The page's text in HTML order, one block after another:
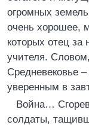
огромных
очень хорошее,
которых отец за
учителя.
Средневековье
уверенным в
Война…
солдаты,